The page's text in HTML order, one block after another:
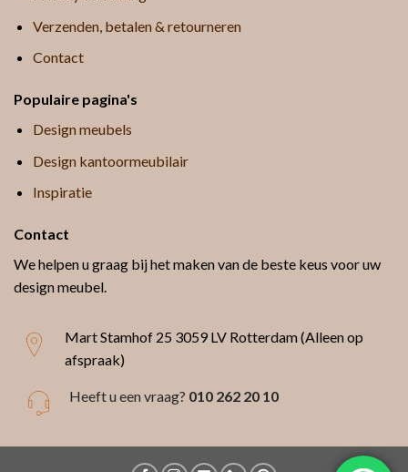
Verzenden, betalen & retourneren
Contact
Populaire pagina's
Design meubels
Design kantoormeubilair
Inspiratie
Contact
We helpen u graag bij het maken van de beste keus voor uw
design meubel.
Mart Stamhof 25 3059 LV Rotterdam (Alleen op
afspraak)
Heeft u een vraag? 010 262 20 10